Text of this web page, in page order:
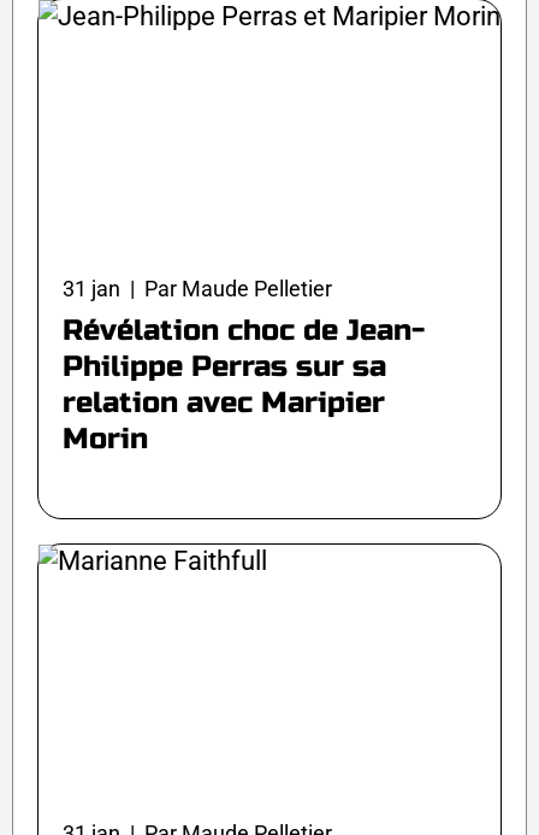
31 jan | Par Maude Pelletier
Révélation choc de Jean-
Philippe Perras sur sa
relation avec Maripier
Morin